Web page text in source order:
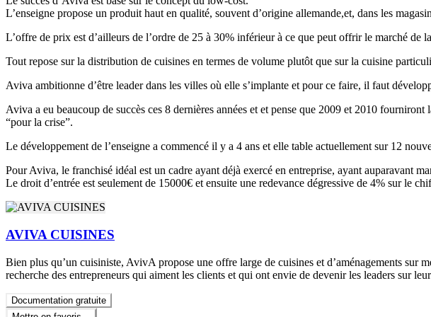
L’enseigne propose un produit haut en qualité, souvent d’origine allemande,et, dans les
L’offre de prix est d’ailleurs de l’ordre de 25 à 30% inférieur à ce que peut offrir le marché de
Tout repose sur la distribution de cuisines en termes de volume plutôt que sur la cuisine
Aviva ambitionne d’être leader dans les villes où elle s’implante et pour ce faire, il faut
Aviva a eu beaucoup de succès ces 8 dernières années et et pense que 2009 et 2010
“pour la crise”.
Le développement de l’enseigne a commencé il y a 4 ans et elle table actuellement sur 12
Pour Aviva, le franchisé idéal est un cadre ayant déjà exercé en entreprise, ayant auparavant
Le droit d’entrée est seulement de 15000€ et ensuite une redevance dégressive de 4% sur le
AVIVA CUISINES
Bien plus qu’un cuisiniste, AvivA propose une offre large de cuisines et d’aménagements sur
recherche des entrepreneurs qui aiment les clients et qui ont envie de devenir les leaders sur
Documentation gratuite